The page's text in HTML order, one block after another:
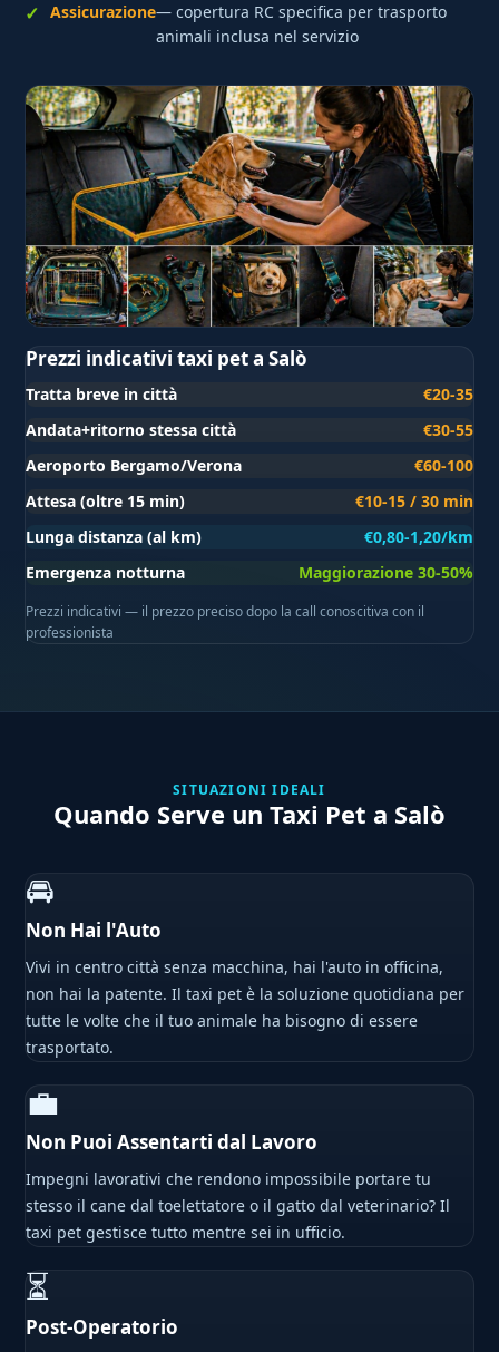
Assicurazione— copertura RC specifica per trasporto
animali inclusa nel servizio
Prezzi indicativi taxi pet a Salò
Tratta breve in città
€20-35
Andata+ritorno stessa città
€30-55
Aeroporto Bergamo/Verona
€60-100
Attesa (oltre 15 min)
€10-15 / 30 min
Lunga distanza (al km)
€0,80-1,20/km
Emergenza notturna
Maggiorazione 30-50%
Prezzi indicativi — il prezzo preciso dopo la call conoscitiva con il
professionista
SITUAZIONI IDEALI
Quando Serve un Taxi Pet a Salò
🚘
Non Hai l'Auto
Vivi in centro città senza macchina, hai l'auto in officina,
non hai la patente. Il taxi pet è la soluzione quotidiana per
tutte le volte che il tuo animale ha bisogno di essere
trasportato.
💼
Non Puoi Assentarti dal Lavoro
Impegni lavorativi che rendono impossibile portare tu
stesso il cane dal toelettatore o il gatto dal veterinario? Il
taxi pet gestisce tutto mentre sei in ufficio.
⏳
Post-Operatorio